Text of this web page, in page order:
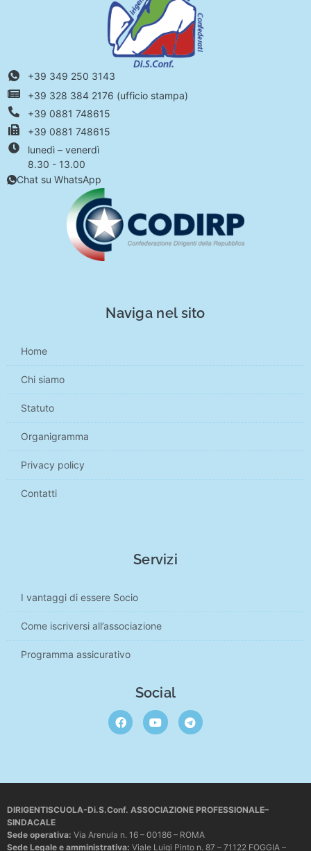
+39 349 250 3143
+39 328 384 2176 (ufficio stampa)
+39 0881 748615
+39 0881 748615
lunedì – venerdì
8.30 - 13.00
Chat su WhatsApp
Naviga nel sito
Home
Chi siamo
Statuto
Organigramma
Privacy policy
Contatti
Servizi
I vantaggi di essere Socio
Come iscriversi all’associazione
Programma assicurativo
Social
DIRIGENTISCUOLA-Di.S.Conf. ASSOCIAZIONE PROFESSIONALE–
SINDACALE
Sede operativa: Via Arenula n. 16 – 00186 – ROMA
Sede Legale e amministrativa: Viale Luigi Pinto n. 87 – 71122 FOGGIA –